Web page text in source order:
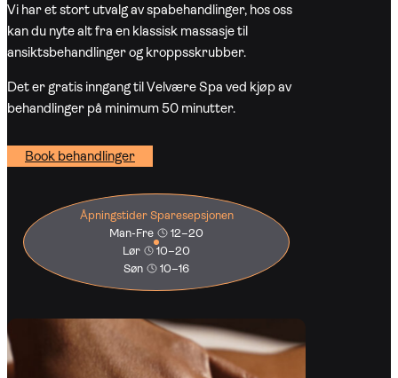
Vi har et stort utvalg av spabehandlinger, hos oss
kan du nyte alt fra en klassisk massasje til
ansiktsbehandlinger og kroppsskrubber.
Det er gratis inngang til Velvære Spa ved kjøp av
behandlinger på minimum 50 minutter.
Book behandlinger
Åpningstider Sparesepsjonen
Man-Fre
12–20
Lør
10–20
Søn
10–16